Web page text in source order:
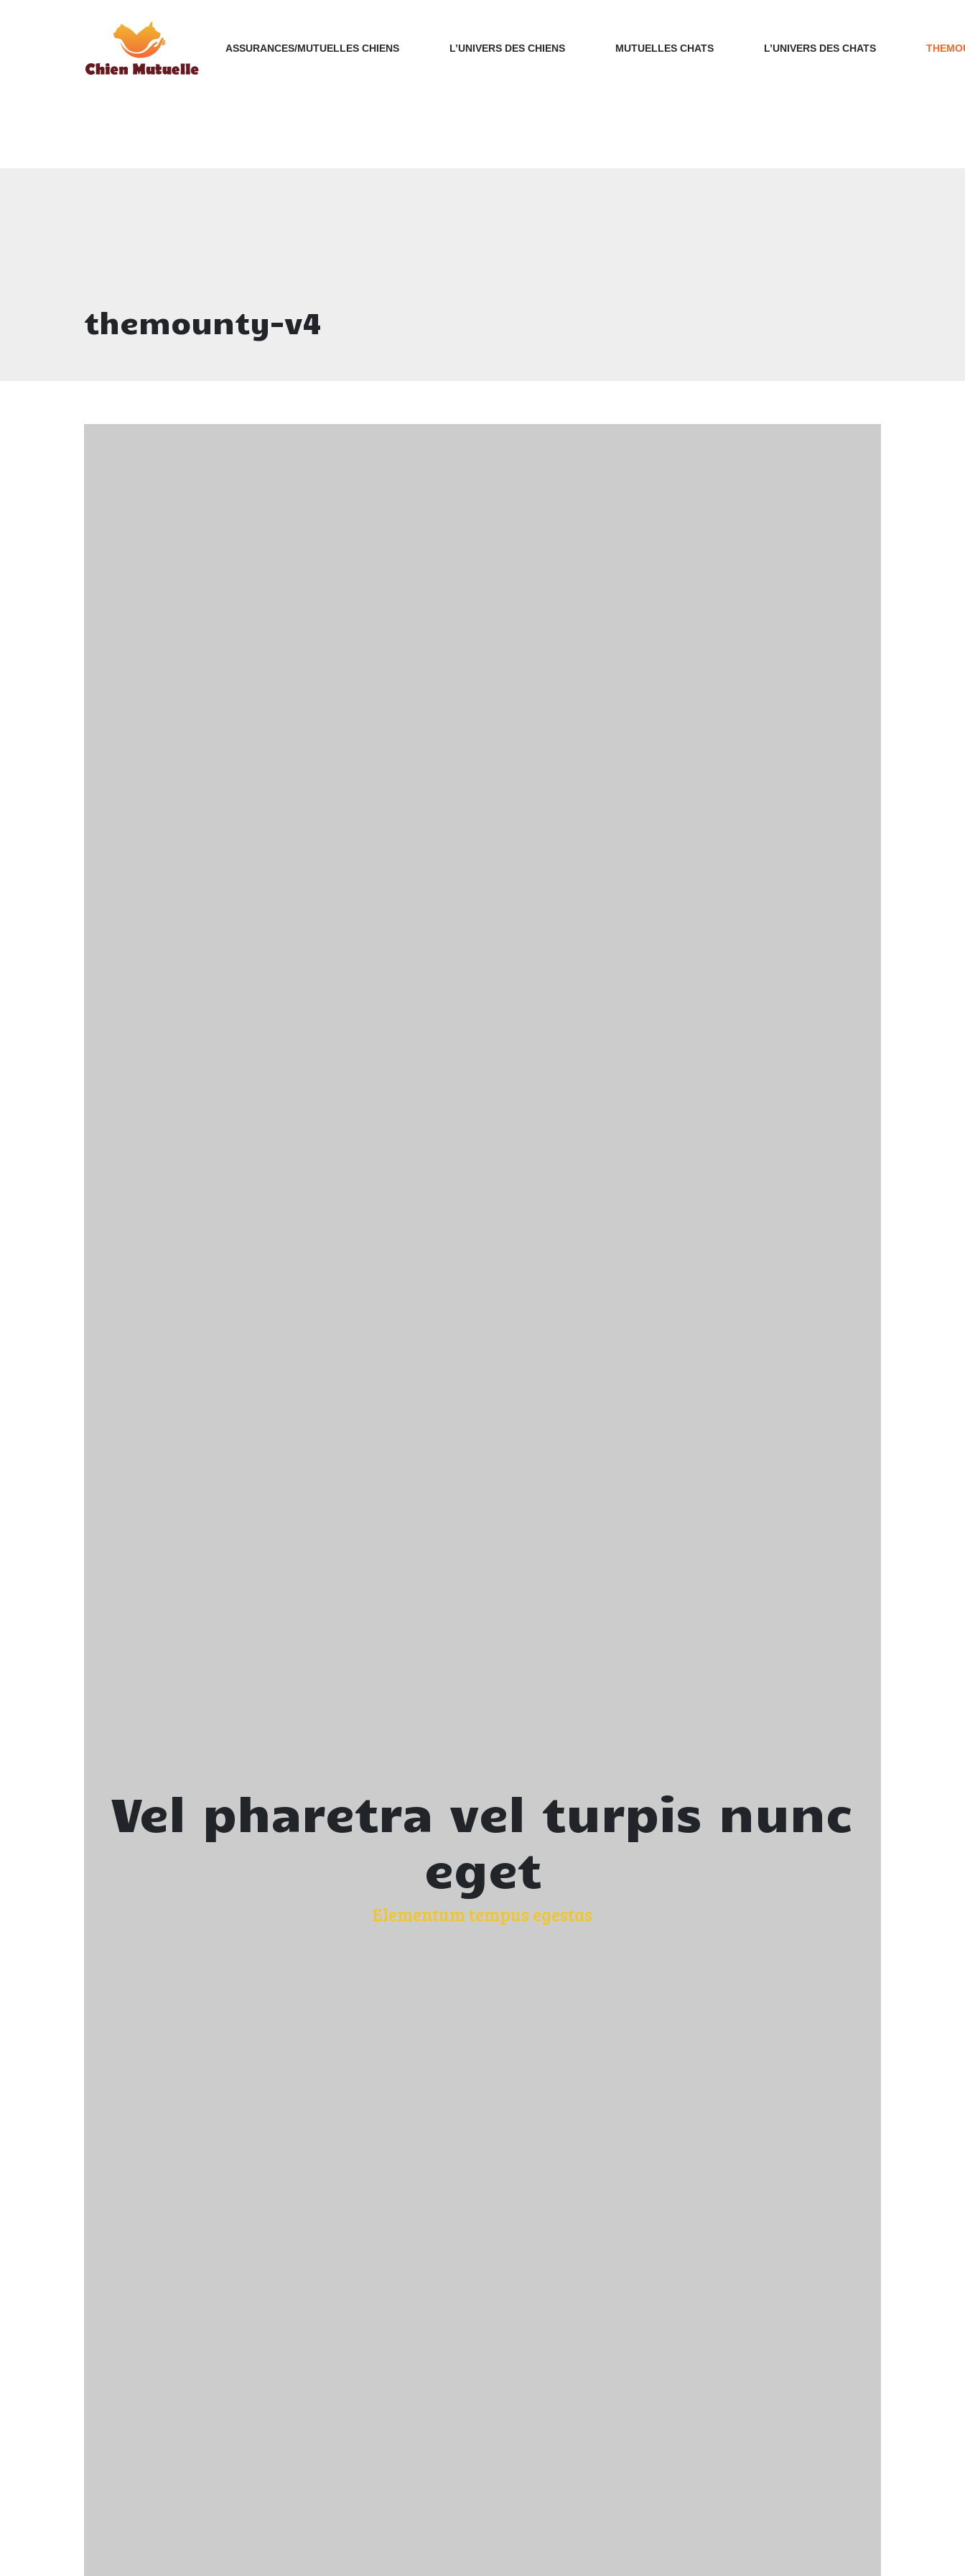
ASSURANCES/MUTUELLES CHIENS L’UNIVERS DES CHIENS MUTUELLES CHATS L’UNIVERS DES CHATS
themounty-v4
Vel pharetra vel turpis nunc
eget
Elementum tempus egestas